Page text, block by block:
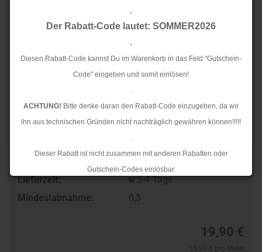
.
Der Rabatt-Code lautet: SOMMER2026
.
Diesen Rabatt-Code kannst Du im Warenkorb in das Feld "Gutschein-
Code" eingeben und somit einlösen!
.
ACHTUNG! Bitte denke daran den Rabatt-Code einzugeben, da wir
ihn aus technischen Gründen nicht nachträglich gewähren können!!!!!
.
Dieser Rabatt ist nicht zusammen mit anderen Rabatten oder
Gutschein-Codes einlösbar.
.
Ab dem 17.08.2026 versenden wir wieder wie gewohnt. Aufgrund des
Lieferzeit:
3-4 Tage
Mindestabnahme:
0,5
19,90 €